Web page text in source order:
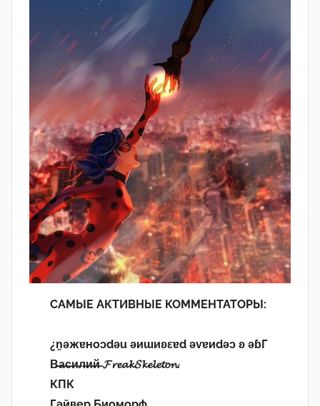
САМЫЕ АКТИВНЫЕ КОММЕНТАТОРЫ:
¿n̯ǝжɐноɔdǝu ǝиɯиʚεɐd ǝvɐиdǝɔ ʚ ǝɓГ
В̶а̶с̶и̶л̶и̶й̶ 𝓕𝓻𝓮𝓪𝓴𝓢𝓴𝓮𝓵𝓮𝓽𝓸𝓷.
КПК